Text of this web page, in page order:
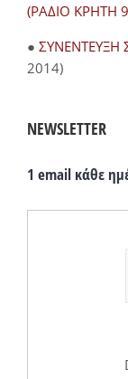
(ΡΑΔΙΟ ΚΡΗΤΗ
● ΣΥΝΕΝΤΕΥΞΗ
2014)
NEWSLETTER
1 email κάθε